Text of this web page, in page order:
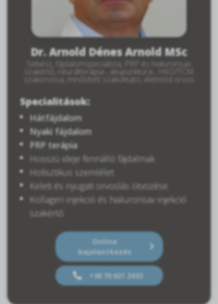
Dr. Arnold Dénes Arnold MSc
Sebész, fájdalomspecialista, PRP és hialuronsav
szakértő, neurálterápia-, akupunktúra-, HKO/TCM
szakorvosa, minősített szakoktató, életmód orvos
Specialitások:
Hátfájdalom
Nyaki fájdalom
PRP terápia
Hosszú ideje fennálló fájdalmak
Holisztikus szemlélet
Keleti és nyugati orvoslás ötvözése
Kollagen injekció és hialuronsav injekció
szakértő
Online
bejelentkezés
+36 70 621 2433